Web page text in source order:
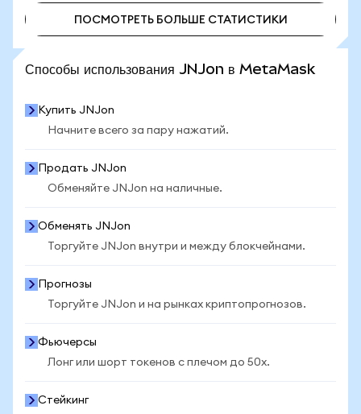
ПОСМОТРЕТЬ БОЛЬШЕ СТАТИСТИКИ
Способы использования JNJon в MetaMask
Купить JNJon
Начните всего за пару нажатий.
Продать JNJon
Обменяйте JNJon на наличные.
Обменять JNJon
Торгуйте JNJon внутри и между блокчейнами.
Прогнозы
Торгуйте JNJon и на рынках криптопрогнозов.
Фьючерсы
Лонг или шорт токенов с плечом до 50x.
Стейкинг